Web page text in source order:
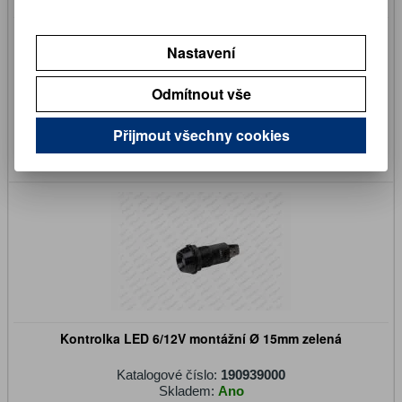
Kontrolka LED 24V montážní Ø 28mm červená se zvukovou
siknalizací
Katalogové číslo:190939012
Skladem:
Ano
112 Kč (bez DPH)
Koupit
Kontrolka LED 6/12V montážní Ø 15mm zelená
Katalogové číslo: 190939000
Skladem: Ano
Nastavení
Odmítnout vše
Přijmout všechny cookies